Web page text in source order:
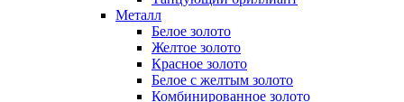
Металл
Белое золото
Желтое золото
Красное золото
Белое с желтым золото
Комбинированное золото